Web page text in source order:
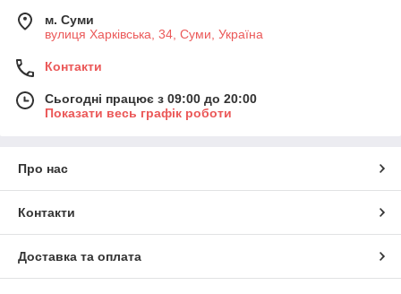
м. Суми
вулиця Харківська, 34, Суми, Україна
Контакти
Сьогодні працює з 09:00 до 20:00
Показати весь графік роботи
Про нас
Контакти
Доставка та оплата